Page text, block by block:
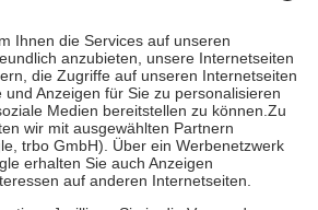
Es sind jedoch nie mehr als die tatsächlichen
entrichten.
auch für Online-Apotheken.
Krankenpflege beträgt die
der Kosten sowie zehn Euro je
Versicherten für ihre eigene Gesundheit zu
Stellung der Familie zu unterstützen,